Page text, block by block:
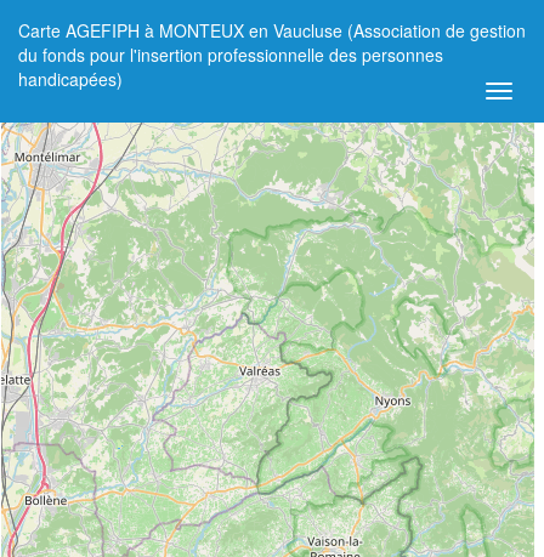
Carte AGEFIPH à MONTEUX en Vaucluse (Association de gestion
du fonds pour l'insertion professionnelle des personnes
handicapées)
+
−